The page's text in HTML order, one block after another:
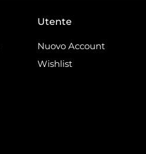
Utente
Nuovo Account
Wishlist